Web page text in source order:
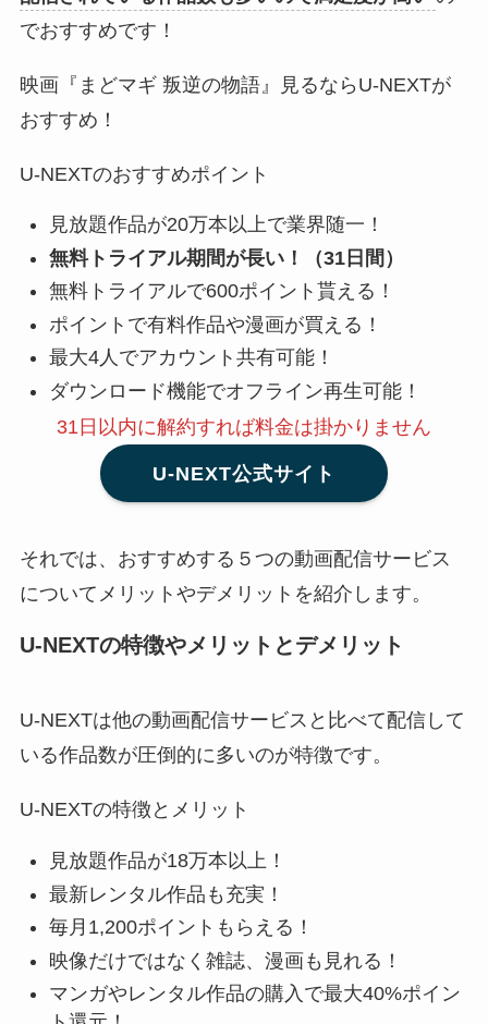
でおすすめです！
映画『まどマギ 叛逆の物語』見るならU-NEXTが
おすすめ！
U-NEXTのおすすめポイント
見放題作品が20万本以上で業界随一！
無料トライアル期間が長い！（31日間）
無料トライアルで600ポイント貰える！
ポイントで有料作品や漫画が買える！
最大4人でアカウント共有可能！
ダウンロード機能でオフライン再生可能！
31日以内に解約すれば料金は掛かりません
U-NEXT公式サイト
それでは、おすすめする５つの動画配信サービス
についてメリットやデメリットを紹介します。
U-NEXTの特徴やメリットとデメリット
U-NEXTは他の動画配信サービスと比べて配信して
いる作品数が圧倒的に多いのが特徴です。
U-NEXTの特徴とメリット
見放題作品が18万本以上！
最新レンタル作品も充実！
毎月1,200ポイントもらえる！
映像だけではなく雑誌、漫画も見れる！
マンガやレンタル作品の購入で最大40%ポイン